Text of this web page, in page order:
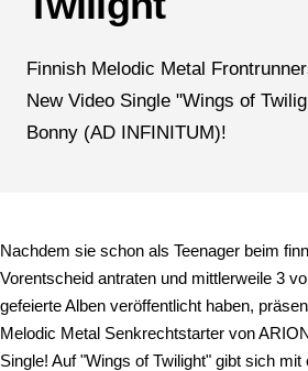
Finnish Melodic Metal
New Video Single "Wings of
Bonny (AD INFINITUM)!
Nachdem sie schon als Teenager beim
Vorentscheid antraten und mittlerweile 3
gefeierte Alben veröffentlicht haben,
Melodic Metal Senkrechtstarter von
Single! Auf "Wings of Twilight" gibt sich